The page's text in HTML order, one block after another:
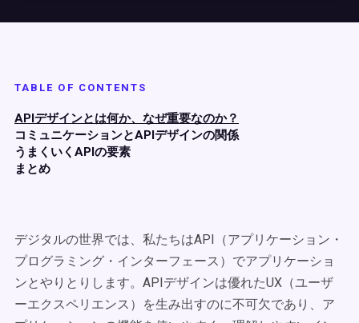
TABLE OF CONTENTS
APIデザインとは何か、なぜ重要なのか？
コミュニケーションとAPIデザインの関係
うまくいくAPIの要素
まとめ
デジタルの世界では、私たちはAPI（アプリケーション・
プログラミング・インターフェース）でアプリケーショ
ンとやりとりします。APIデザインは優れたUX（ユーザ
ーエクスペリエンス）を生み出すのに不可欠であり、ア